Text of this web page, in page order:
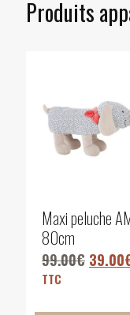
Produits
Maxi peluche
80cm
99.00€ 39.00
TTC